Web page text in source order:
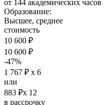
от 144 академических часов
Образование:
Высшее, среднее
стоимость
10 600 ₽
10 600 ₽
-47%
1 767 ₽ х 6
или
883 ₽х 12
в рассрочку